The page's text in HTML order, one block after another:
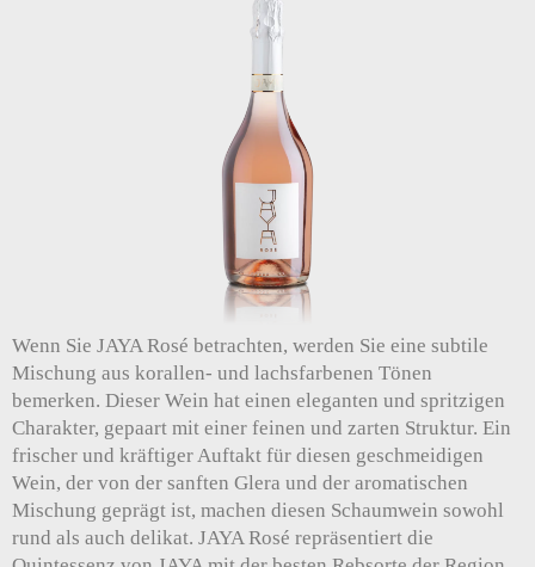
Wenn Sie JAYA Rosé betrachten, werden Sie eine subtile
Mischung aus korallen- und lachsfarbenen Tönen
bemerken. Dieser Wein hat einen eleganten und spritzigen
Charakter, gepaart mit einer feinen und zarten Struktur. Ein
frischer und kräftiger Auftakt für diesen geschmeidigen
Wein, der von der sanften Glera und der aromatischen
Mischung geprägt ist, machen diesen Schaumwein sowohl
rund als auch delikat. JAYA Rosé repräsentiert die